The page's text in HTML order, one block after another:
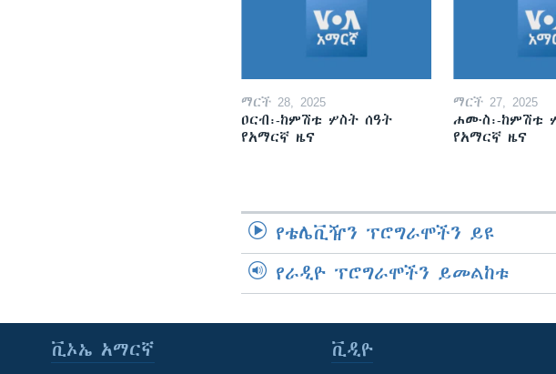
ማርች 28, 2025
ዐርብ፡-ከምሽቱ ሦስት ሰዓት
የአማርኛ ዜና
ማርች 27, 2025
ሐሙስ፡-ከምሽቱ
የአማርኛ ዜና
የቴሌቪዥን ፕሮግራሞችን ይዩ
የራዲዮ ፕሮግራሞችን ይመልከቱ
ቪኦኤ አማርኛ ቪዲዮ